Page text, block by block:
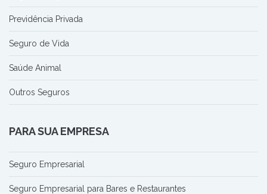
Previdência Privada
Seguro de Vida
Saúde Animal
Outros Seguros
PARA SUA EMPRESA
Seguro Empresarial
Seguro Empresarial para Bares e Restaurantes